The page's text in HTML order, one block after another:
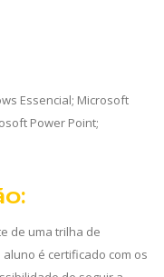
Essencial; Microsoft
Power Point;
de uma trilha de
é certificado com os